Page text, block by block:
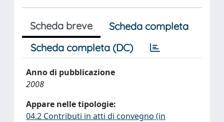
Scheda breve
Scheda completa
Scheda completa (DC)
Anno di pubblicazione
2008
Appare nelle tipologie:
04.2 Contributi in atti di convegno (in